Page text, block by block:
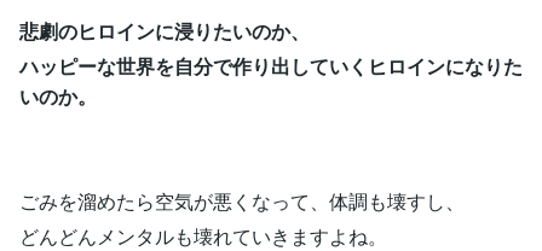
悲劇のヒロインに浸りたいのか、
ハッピーな世界を自分で作り出していくヒロインになりた
いのか。
ごみを溜めたら空気が悪くなって、体調も壊すし、
どんどんメンタルも壊れていきますよね。